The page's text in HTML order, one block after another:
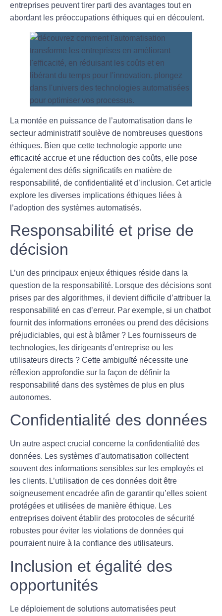
entreprises peuvent tirer parti des avantages tout en
abordant les préoccupations éthiques qui en découlent.
La montée en puissance de l’automatisation dans le
secteur administratif soulève de nombreuses questions
éthiques. Bien que cette technologie apporte une
efficacité accrue et une réduction des coûts, elle pose
également des défis significatifs en matière de
responsabilité, de confidentialité et d’inclusion. Cet article
explore les diverses implications éthiques liées à
l’adoption des systèmes automatisés.
Responsabilité et prise de
décision
L’un des principaux enjeux éthiques réside dans la
question de la responsabilité. Lorsque des décisions sont
prises par des algorithmes, il devient difficile d’attribuer la
responsabilité en cas d’erreur. Par exemple, si un chatbot
fournit des informations erronées ou prend des décisions
préjudiciables, qui est à blâmer ? Les fournisseurs de
technologies, les dirigeants d’entreprise ou les
utilisateurs directs ? Cette ambiguïté nécessite une
réflexion approfondie sur la façon de définir la
responsabilité dans des systèmes de plus en plus
autonomes.
Confidentialité des données
Un autre aspect crucial concerne la confidentialité des
données. Les systèmes d’automatisation collectent
souvent des informations sensibles sur les employés et
les clients. L’utilisation de ces données doit être
soigneusement encadrée afin de garantir qu’elles soient
protégées et utilisées de manière éthique. Les
entreprises doivent établir des protocoles de sécurité
robustes pour éviter les violations de données qui
pourraient nuire à la confiance des utilisateurs.
Inclusion et égalité des
opportunités
Le déploiement de solutions automatisées peut